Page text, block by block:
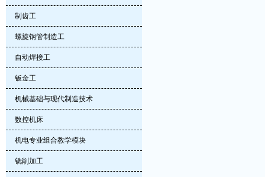
制齿工
螺旋钢管制造工
自动焊接工
钣金工
机械基础与现代制造技术
数控机床
机电专业组合教学模块
铣削加工